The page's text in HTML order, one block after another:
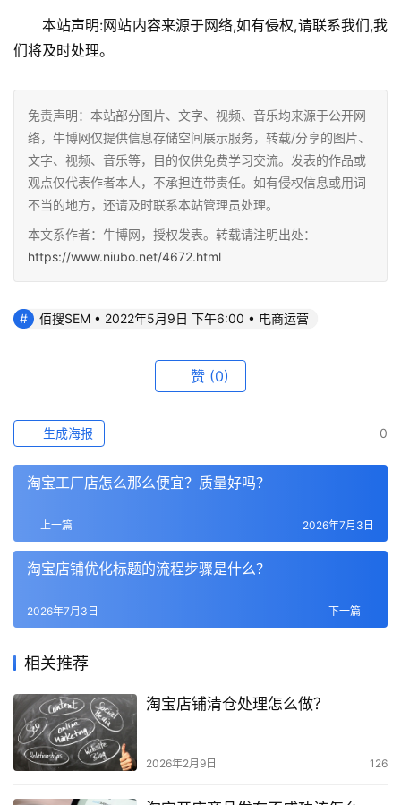
本站声明:网站内容来源于网络,如有侵权,请联系我们,我
们将及时处理。
免责声明：本站部分图片、文字、视频、音乐均来源于公开网
络，牛博网仅提供信息存储空间展示服务，转载/分享的图片、
文字、视频、音乐等，目的仅供免费学习交流。发表的作品或
观点仅代表作者本人，不承担连带责任。如有侵权信息或用词
不当的地方，还请及时联系本站管理员处理。
本文系作者：牛博网，授权发表。转载请注明出处：
https://www.niubo.net/4672.html
佰搜SEM • 2022年5月9日 下午6:00 • 电商运营
赞 (0)
0
生成海报
淘宝工厂店怎么那么便宜？质量好吗？
上一篇 2026年7月3日
淘宝店铺优化标题的流程步骤是什么？
下一篇
2026年7月3日
相关推荐
淘宝店铺清仓处理怎么做？
2026年2月9日 126